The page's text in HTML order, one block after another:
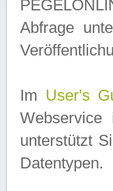
Abfrage
Im User's
unterstützt
Datentypen.